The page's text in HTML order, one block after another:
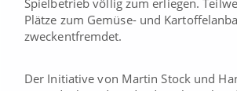
Spielbetrieb völlig zum erliegen.
Plätze zum Gemüse- und
zweckentfremdet.
Der Initiative von Martin Stock und